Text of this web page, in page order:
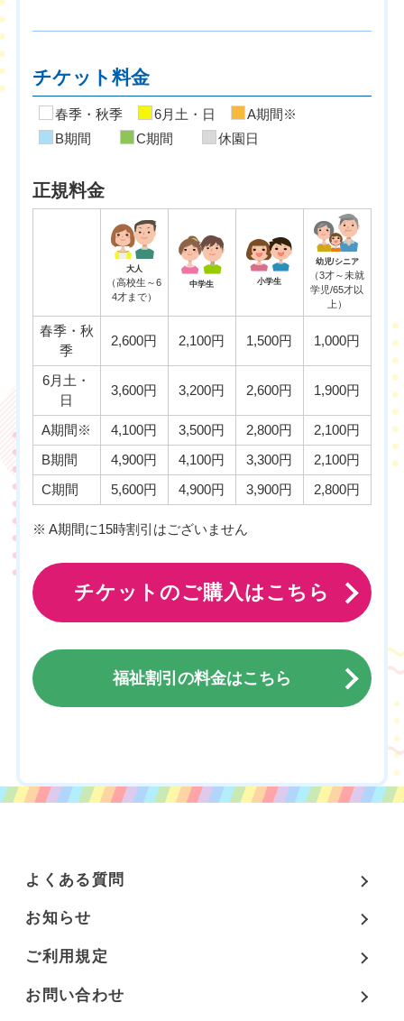
チケット料金
春季・秋季 6月土・日
A期間※
B期間
C期間 休園日
正規料金
大人
（高校生～6
4才まで）
中学生 小学生
幼児/シニア
（3才～未就
学児/65才以
上）
春季・秋
季
2,600円 2,100円 1,500円 1,000円
6月土・
日
3,600円 3,200円 2,600円 1,900円
A期間※ 4,100円 3,500円 2,800円
2,100円
B期間
4,900円 4,100円 3,300円
2,100円
C期間
5,600円 4,900円 3,900円 2,800円
※ A期間に15時割引はございません
チケットのご購入はこちら
福祉割引の料金はこちら
よくある質問
お知らせ
ご利用規定
お問い合わせ